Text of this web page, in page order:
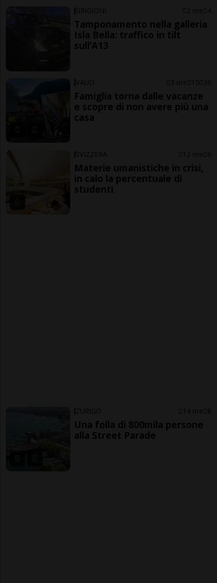
GRIGIONI 2 ore 4
Tamponamento nella galleria
Isla Bella: traffico in tilt
sull’A13
VAUD 3 ore 15 36
Famiglia torna dalle vacanze
e scopre di non avere più una
casa
SVIZZERA 12 ore 6
Materie umanistiche in crisi,
in calo la percentuale di
studenti
ZURIGO 14 ore 8
Una folla di 800mila persone
alla Street Parade